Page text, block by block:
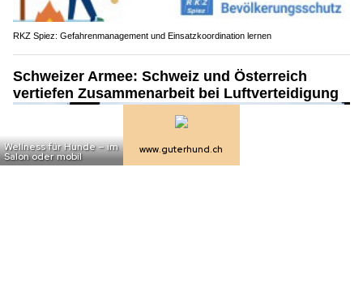
RKZ Spiez: Gefahrenmanagement und Einsatzkoordination lernen
Schweizer Armee: Schweiz und Österreich
vertiefen Zusammenarbeit bei Luftverteidigung